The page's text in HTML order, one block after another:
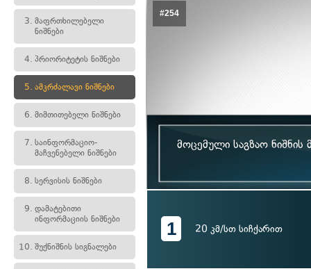
3. მაფრთხილებელი
ნიშნები
4. პრიორიტეტის ნიშნები
5. ამკრძალავი ნიშნები
6. მიმთითებელი ნიშნები
7. საინფორმაციო-
მაჩვენებელი ნიშნები
8. სერვისის ნიშნები
9. დამატებითი
ინფორმაციის ნიშნები
10. შუქნიშნის სიგნალები
#254
მოცემული საგზაო
1 20 კმ/სთ სიჩქარით